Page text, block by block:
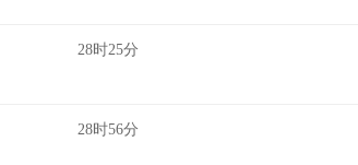
28时25分
28时56分